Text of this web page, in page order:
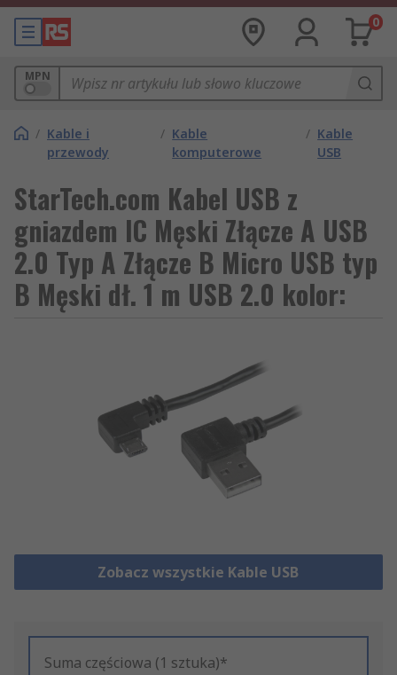
0
MPN
/ Kable i
przewody
/ Kable
komputerowe
/ Kable
USB
StarTech.com Kabel USB z
gniazdem IC Męski Złącze A USB
2.0 Typ A Złącze B Micro USB typ
B Męski dł. 1 m USB 2.0 kolor:
Zobacz wszystkie Kable USB
Suma częściowa (1 sztuka)*